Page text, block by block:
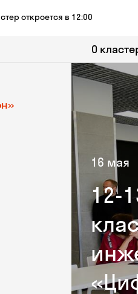
откроется в 12:00
О
16 мая
12-